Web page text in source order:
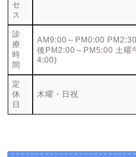
セ
ス
診
療
時
間
AM9:00～PM0:00
後PM2:00～PM5:00 土曜
4:00)
定
休
日
木曜・日祝